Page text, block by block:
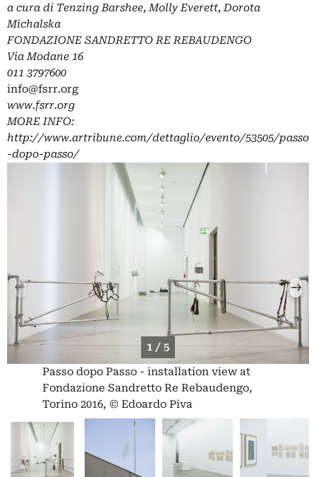
a cura di Tenzing Barshee, Molly Everett, Dorota
Michalska
FONDAZIONE SANDRETTO RE REBAUDENGO
Via Modane 16
011 3797600
info@fsrr.org
www.fsrr.org
MORE INFO:
http://www.artribune.com/dettaglio/evento/53505/passo
-dopo-passo/
1 / 5
Passo dopo Passo - installation view at
Fondazione Sandretto Re Rebaudengo,
Torino 2016, © Edoardo Piva